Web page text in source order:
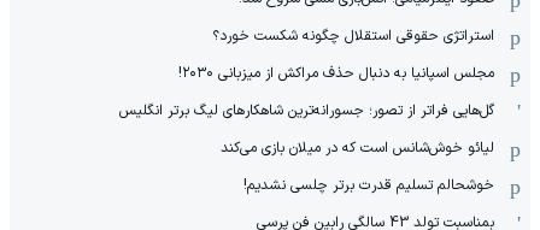
استراتژی حقوقی استقلال چگونه شکست خورد؟
مجلس اسپانیا به دنبال حذف مراکش از میزبانی ۲۰۳۰!
گل‌هایی فراتر از تصور؛ جسورانه‌ترین شاهکارهای لیگ برتر انگلیس
لیائو خوش‌شانس است که در میلان بازی می‌کند
خوشحالم تسلیم قدرت برتر چلسی نشدیم!
بمناسبت تولد 43 سالگی رابین فن پرسی